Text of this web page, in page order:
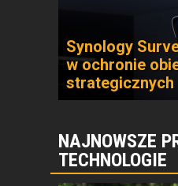
Synology
w ochronie
strategicznych
NAJNOWSZE
TECHNOLOGIE